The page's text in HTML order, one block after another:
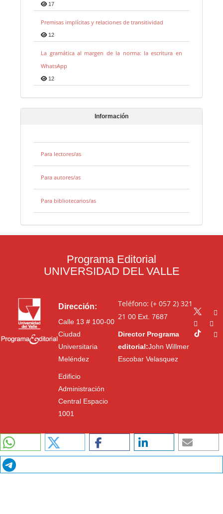
17
Premisas implícitas y relaciones de transitividad
12
La gramática al margen de la norma: la escritura en
WhatsApp
12
Información
Para lectores/as
Para autores/as
Para bibliotecarios/as
Programa Editorial
UNIVERSIDAD DEL VALLE
Dirección:
Calle 13 # 100-00
Ciudad
Universitaria
Meléndez
Edificio
Administración
Central Espacio
1001
Teléfono: (+ 057 2) 321
21 00Ext. 7687
Director Programa
editorial:John Willmer
Escobar Velasquez